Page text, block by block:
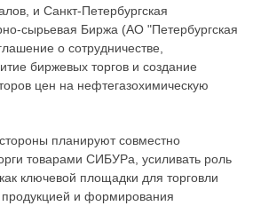
и Санкт-Петербургская
сырьевая Биржа (АО "Петербургская
о сотрудничестве,
биржевых торгов и создание
цен на нефтегазохимическую
планируют совместно
товарами СИБУРа, усиливать роль
ключевой площадки для торговли
продукцией и формирования